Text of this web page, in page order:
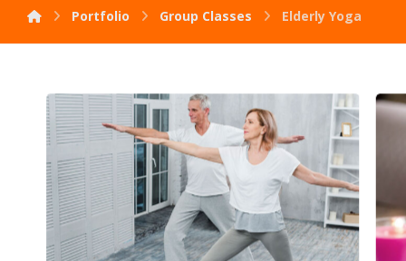
Portfolio Group Classes Elderly Yoga